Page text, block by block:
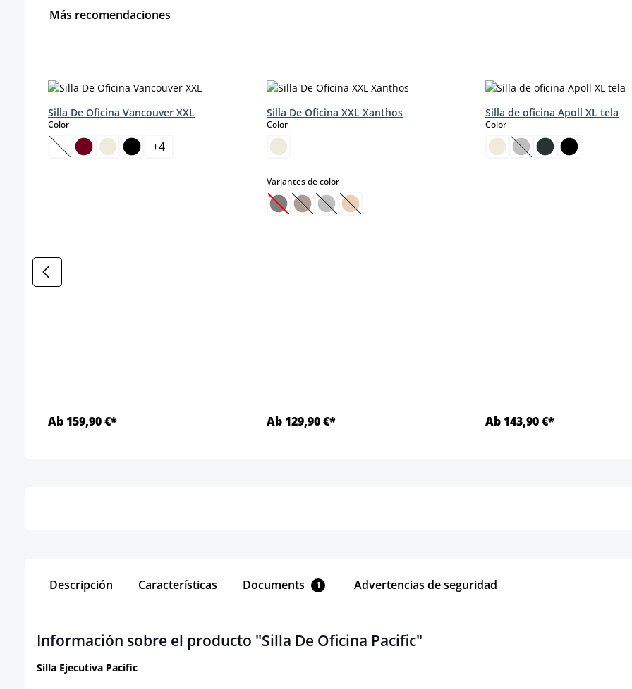
Más recomendaciones
Silla De Oficina Vancouver XXL
Colorselect
(Esta opción no está disponible en este momento.)
+4
Ab 159,90 €*
Silla De Oficina XXL Xanthos
Colorselect
Variantes de colorselect
(Esta opción no está disponible en este momento.)
(Esta opción no está disponible en este momento.)
(Esta opción no está disponible en este momento.)
(Esta opción no está disponible en este momento.)
Ab 129,90 €*
Silla de oficina Apoll XL tela
Colorselect
(Esta opción no está
Ab 143,90 €*
Descripción Características Documents 1 Advertencias de seguridad
Información sobre el producto "Silla De Oficina Pacific"
Silla Ejecutiva Pacific